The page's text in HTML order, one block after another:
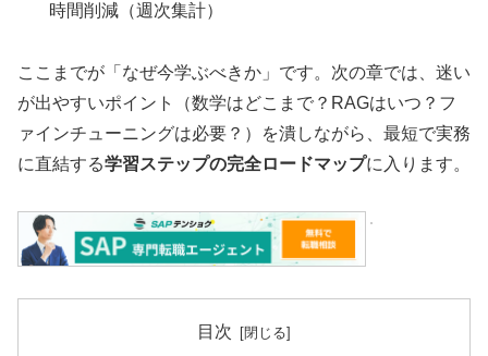
時間削減（週次集計）
ここまでが「なぜ今学ぶべきか」です。次の章では、迷い
が出やすいポイント（数学はどこまで？RAGはいつ？フ
ァインチューニングは必要？）を潰しながら、最短で実務
に直結する学習ステップの完全ロードマップに入ります。
目次